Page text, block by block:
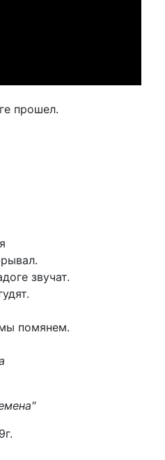
прошел.
прорывал.
звучат.
помянем.